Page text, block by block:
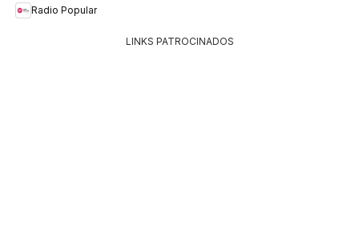
Radio Popular
LINKS PATROCINADOS